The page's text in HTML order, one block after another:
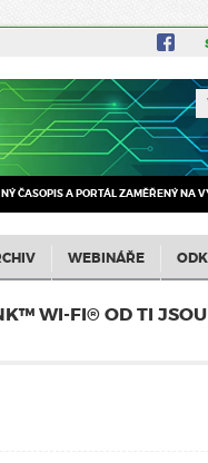
ČASOPIS A PORTÁL ZAMĚŘENÝ NA
WEBINÁŘE
WI-FI® OD TI